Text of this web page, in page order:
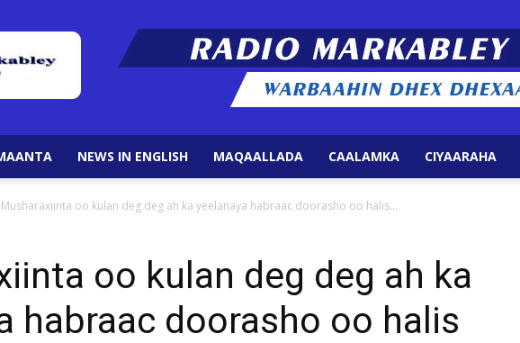
Markabley
NEWS IN ENGLISH MAQAALLADA CAALAMKA CIYAARAHA
Musharaxiinta oo kulan deg deg ah ka yeelanaya habraac doorasho oo halis...
oo kulan deg deg ah ka
habraac doorasho oo halis